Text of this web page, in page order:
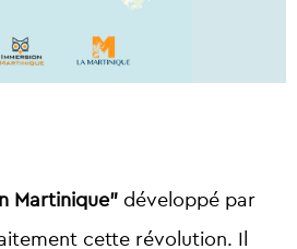
Martinique” développé par
cette révolution. Il